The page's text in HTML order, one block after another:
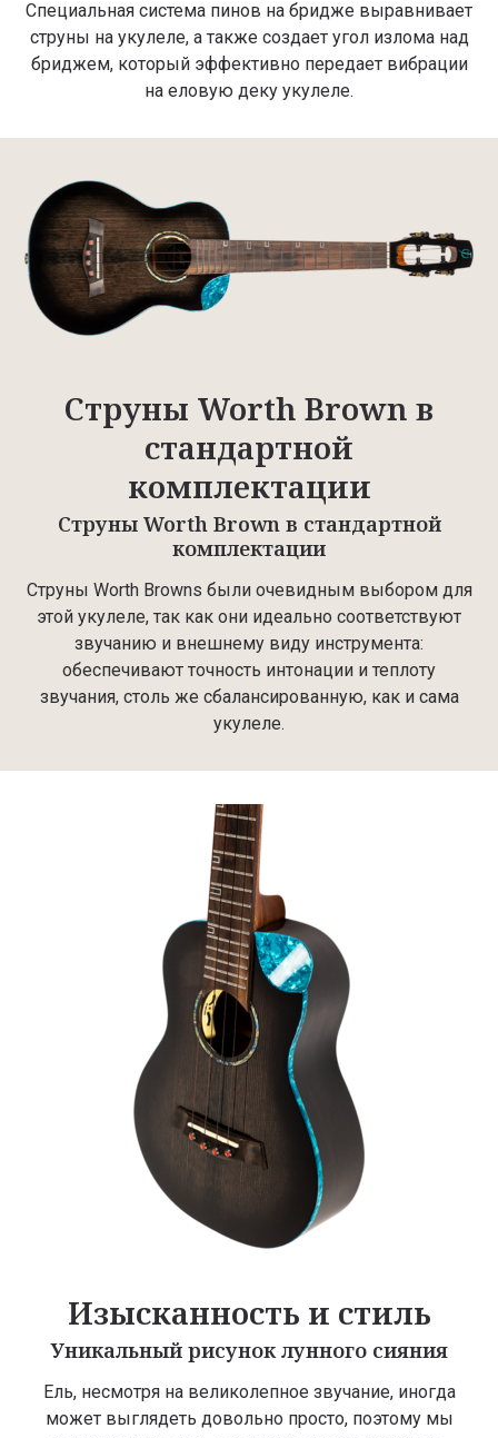
Специальная система пинов на бридже выравнивает
струны на укулеле, а также создает угол излома над
бриджем, который эффективно передает вибрации
на еловую деку укулеле.
Струны Worth Brown в
стандартной
комплектации
Струны Worth Brown в стандартной
комплектации
Струны Worth Browns были очевидным выбором для
этой укулеле, так как они идеально соответствуют
звучанию и внешнему виду инструмента:
обеспечивают точность интонации и теплоту
звучания, столь же сбалансированную, как и сама
укулеле.
Изысканность и стиль
Уникальный рисунок лунного сияния
Ель, несмотря на великолепное звучание, иногда
может выглядеть довольно просто, поэтому мы